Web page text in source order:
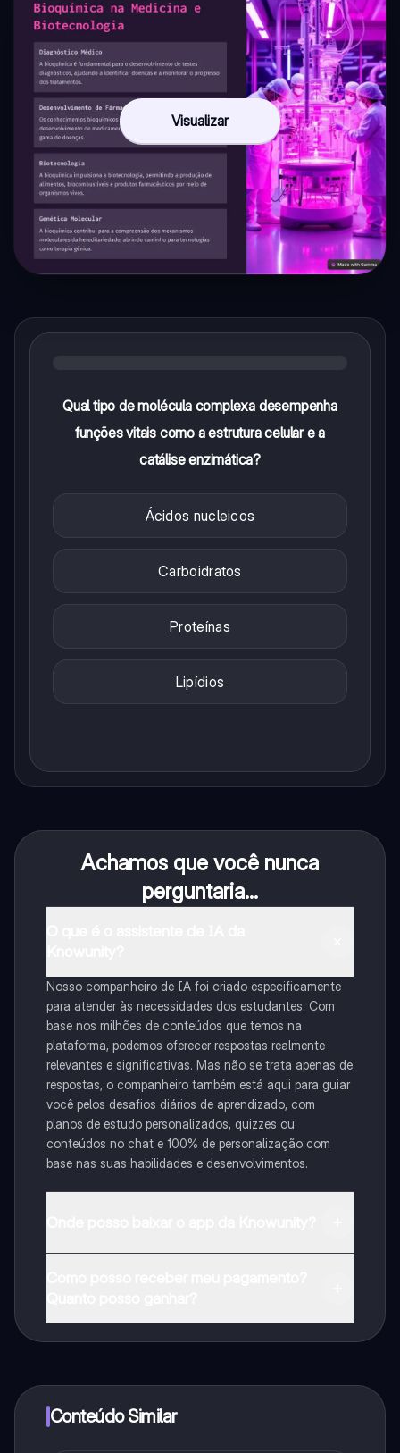
Visualizar
Qual tipo de molécula complexa desempenha
funções vitais como a estrutura celular e a
catálise enzimática?
Ácidos nucleicos
Carboidratos
Proteínas
Lipídios
Achamos que você nunca
perguntaria...
Nosso companheiro de IA foi criado especificamente
para atender às necessidades dos estudantes. Com
base nos milhões de conteúdos que temos na
plataforma, podemos oferecer respostas realmente
relevantes e significativas. Mas não se trata apenas de
respostas, o companheiro também está aqui para guiar
você pelos desafios diários de aprendizado, com
planos de estudo personalizados, quizzes ou
conteúdos no chat e 100% de personalização com
base nas suas habilidades e desenvolvimentos.
Conteúdo Similar